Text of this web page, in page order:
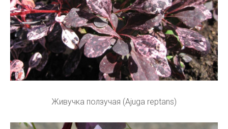
Живучка ползучая (Ajuga reptans)